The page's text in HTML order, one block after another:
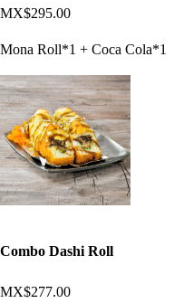
MX$295.00
Mona Roll*1 + Coca Cola*1
Combo Dashi Roll
MX$277.00